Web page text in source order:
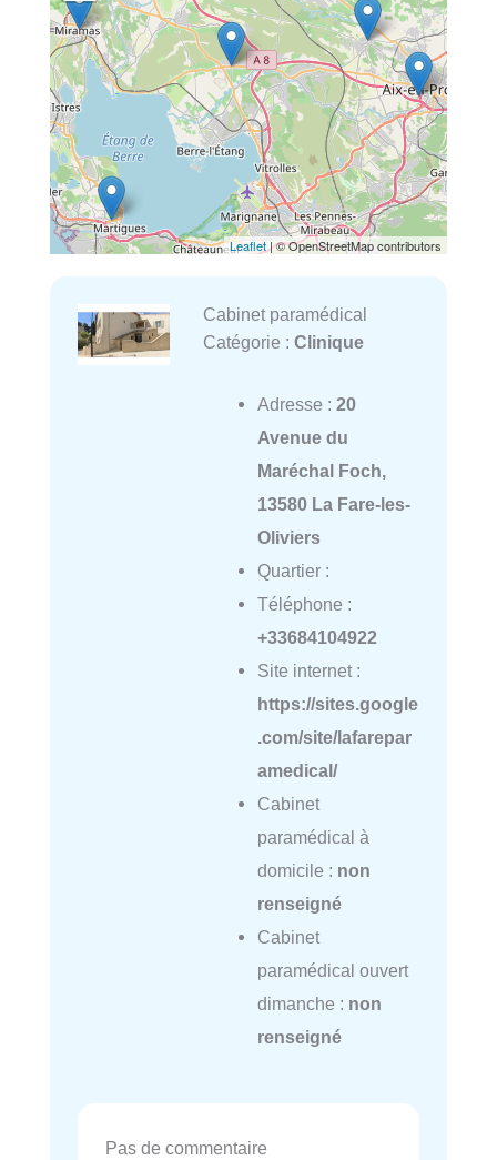
Leaflet| © OpenStreetMap contributors
Cabinet paramédical
Catégorie : Clinique
Adresse : 20
Avenue du
Maréchal Foch,
13580 La Fare-les-
Oliviers
Quartier :
Téléphone :
+33684104922
Site internet :
https://sites.google
.com/site/lafarepar
amedical/
Cabinet
paramédical à
domicile : non
renseigné
Cabinet
paramédical ouvert
dimanche : non
renseigné
Pas de commentaire